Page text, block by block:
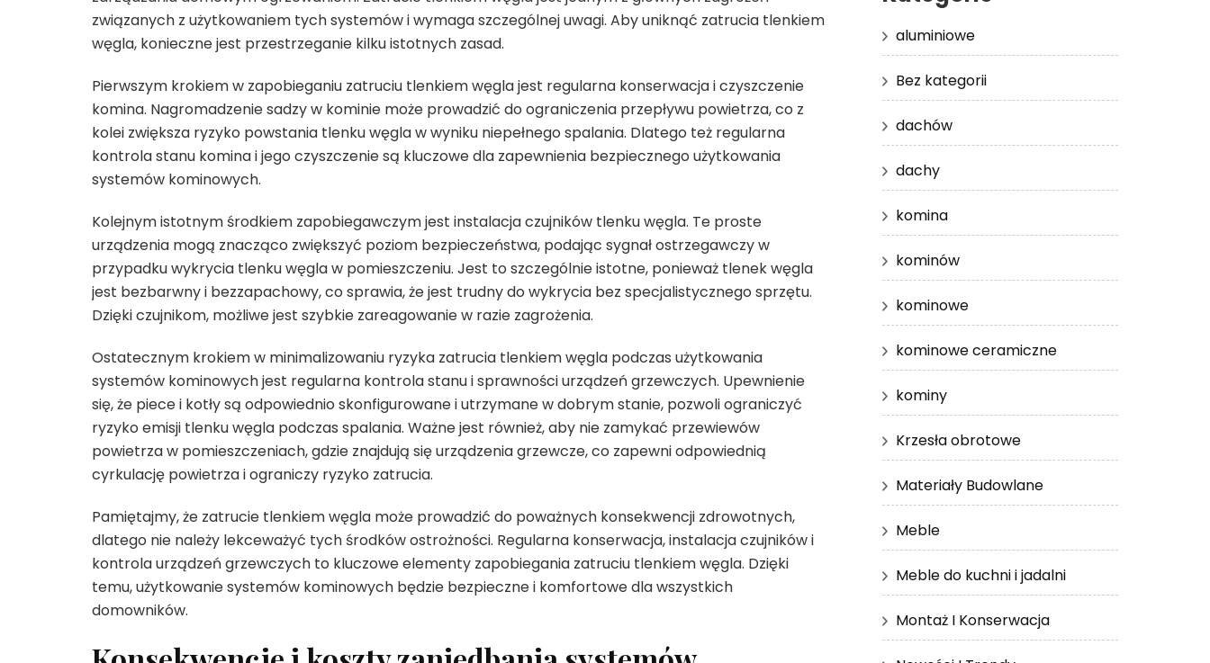
związanych z użytkowaniem tych systemów i wymaga szczególnej uwagi. Aby uniknąć zatrucia tlenkiem
węgla, konieczne jest przestrzeganie kilku istotnych zasad.
Pierwszym krokiem w zapobieganiu zatruciu tlenkiem węgla jest regularna konserwacja i czyszczenie
komina. Nagromadzenie sadzy w kominie może prowadzić do ograniczenia przepływu powietrza, co z
kolei zwiększa ryzyko powstania tlenku węgla w wyniku niepełnego spalania. Dlatego też regularna
kontrola stanu komina i jego czyszczenie są kluczowe dla zapewnienia bezpiecznego użytkowania
systemów kominowych.
Kolejnym istotnym środkiem zapobiegawczym jest instalacja czujników tlenku węgla. Te proste
urządzenia mogą znacząco zwiększyć poziom bezpieczeństwa, podając sygnał ostrzegawczy w
przypadku wykrycia tlenku węgla w pomieszczeniu. Jest to szczególnie istotne, ponieważ tlenek węgla
jest bezbarwny i bezzapachowy, co sprawia, że jest trudny do wykrycia bez specjalistycznego sprzętu.
Dzięki czujnikom, możliwe jest szybkie zareagowanie w razie zagrożenia.
Ostatecznym krokiem w minimalizowaniu ryzyka zatrucia tlenkiem węgla podczas użytkowania
systemów kominowych jest regularna kontrola stanu i sprawności urządzeń grzewczych. Upewnienie
się, że piece i kotły są odpowiednio skonfigurowane i utrzymane w dobrym stanie, pozwoli ograniczyć
ryzyko emisji tlenku węgla podczas spalania. Ważne jest również, aby nie zamykać przewiewów
powietrza w pomieszczeniach, gdzie znajdują się urządzenia grzewcze, co zapewni odpowiednią
cyrkulację powietrza i ograniczy ryzyko zatrucia.
Pamiętajmy, że zatrucie tlenkiem węgla może prowadzić do poważnych konsekwencji zdrowotnych,
dlatego nie należy lekceważyć tych środków ostrożności. Regularna konserwacja, instalacja czujników i
kontrola urządzeń grzewczych to kluczowe elementy zapobiegania zatruciu tlenkiem węgla. Dzięki
temu, użytkowanie systemów kominowych będzie bezpieczne i komfortowe dla wszystkich
domowników.
aluminiowe
Bez kategorii
dachów
dachy
komina
kominów
kominowe
kominowe ceramiczne
kominy
Krzesła obrotowe
Materiały Budowlane
Meble
Meble do kuchni i jadalni
Montaż I Konserwacja